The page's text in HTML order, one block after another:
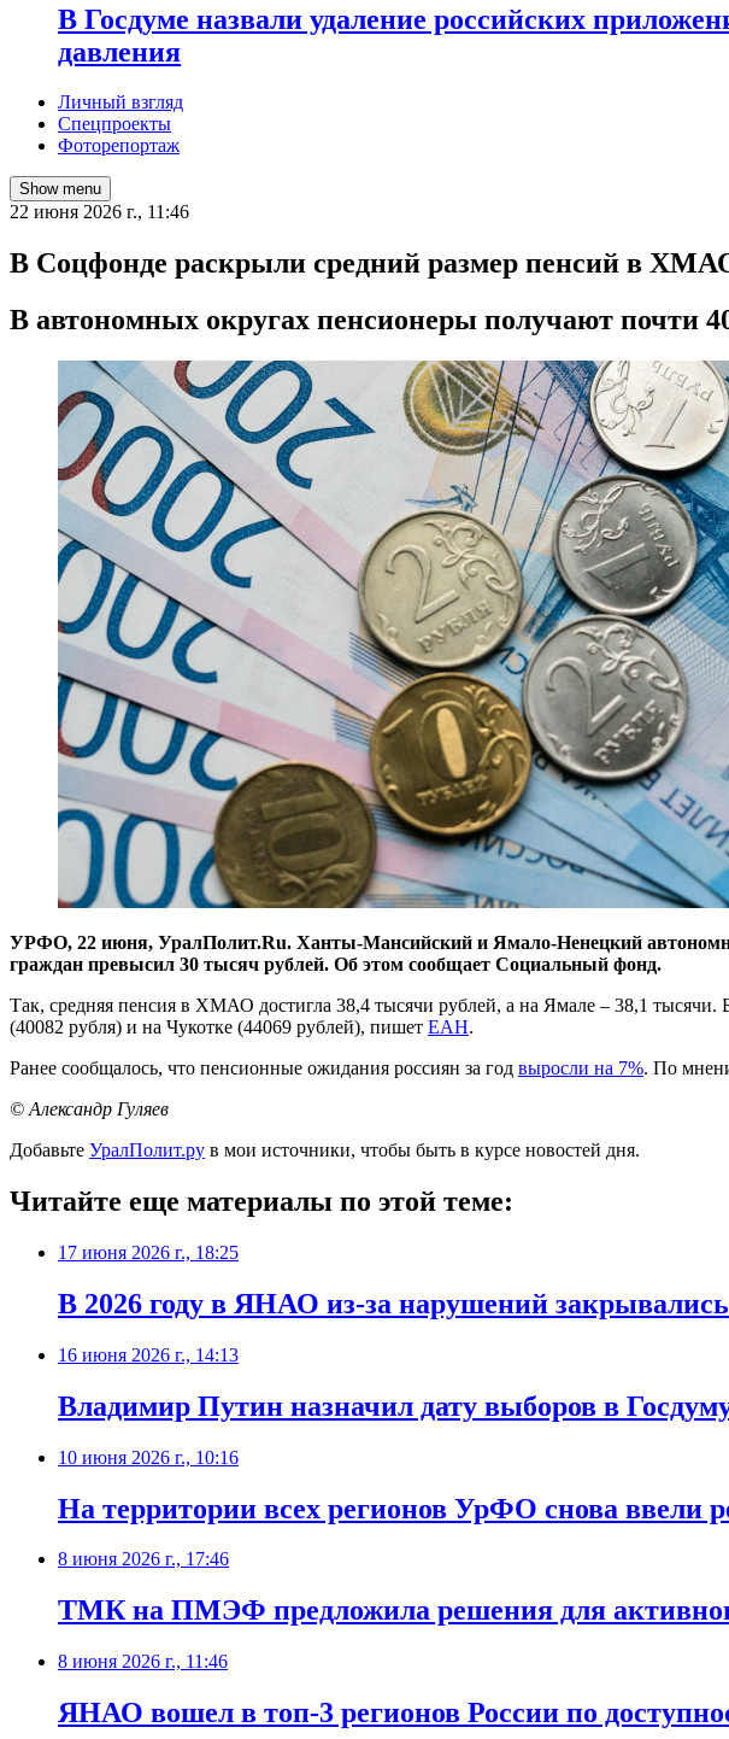
В Госдуме назвали удаление российских
давления
Личный взгляд
Спецпроекты
Фоторепортаж
Show menu
22 июня 2026 г., 11:46
В Соцфонде раскрыли средний размер пенсий в
В автономных округах пенсионеры получают почти
УРФО, 22 июня, УралПолит.Ru. Ханты-Мансийский и Ямало-Ненецкий
граждан превысил 30 тысяч рублей. Об этом сообщает Социальный фонд.
Так, средняя пенсия в ХМАО достигла 38,4 тысячи рублей, а на Ямале – 38,1
(40082 рубля) и на Чукотке (44069 рублей), пишет ЕАН.
Ранее сообщалось, что пенсионные ожидания россиян за год выросли на 7%. По
© Александр Гуляев
Добавьте УралПолит.ру в мои источники, чтобы быть в курсе новостей дня.
Читайте еще материалы по этой теме:
17 июня 2026 г., 18:25
В 2026 году в ЯНАО из-за нарушений
16 июня 2026 г., 14:13
Владимир Путин назначил дату выборов в
10 июня 2026 г., 10:16
На территории всех регионов УрФО снова ввели
8 июня 2026 г., 17:46
ТМК на ПМЭФ предложила решения для
8 июня 2026 г., 11:46
ЯНАО вошел в топ-3 регионов России по